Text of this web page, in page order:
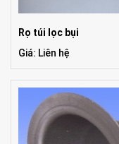
Rọ túi lọc bụi
Giá: Liên hệ